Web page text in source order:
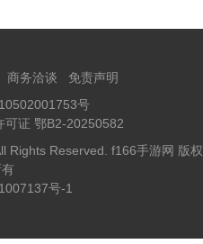
商务洽谈
免责声明
号
证 鄂B2-20250582
Rights Reserved. f166手游网 版权
号-1